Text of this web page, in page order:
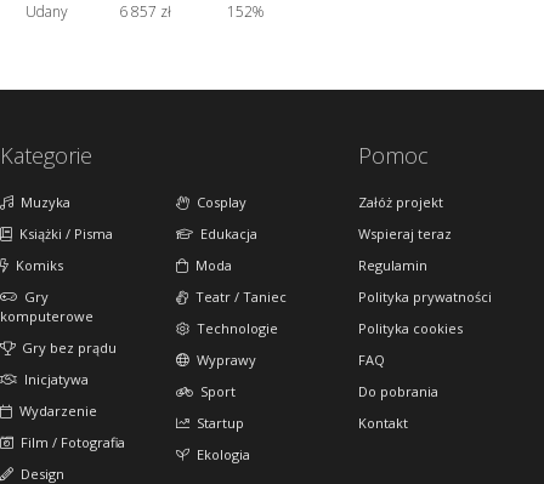
Udany 6 857 zł 152%
Kategorie
Muzyka
Książki / Pisma
Komiks
Gry
komputerowe
Gry bez prądu
Inicjatywa
Wydarzenie
Film / Fotografia
Design
Cosplay
Edukacja
Moda
Teatr / Taniec
Technologie
Wyprawy
Sport
Startup
Ekologia
Pomoc
Załóż projekt
Wspieraj teraz
Regulamin
Polityka prywatności
Polityka cookies
FAQ
Do pobrania
Kontakt